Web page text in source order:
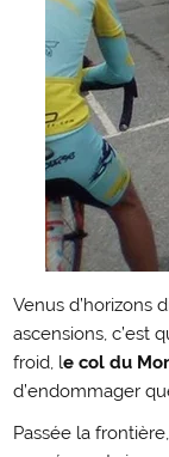
Venus d’horizons
ascensions, c’est
froid, le col du
d’endommager
Passée la